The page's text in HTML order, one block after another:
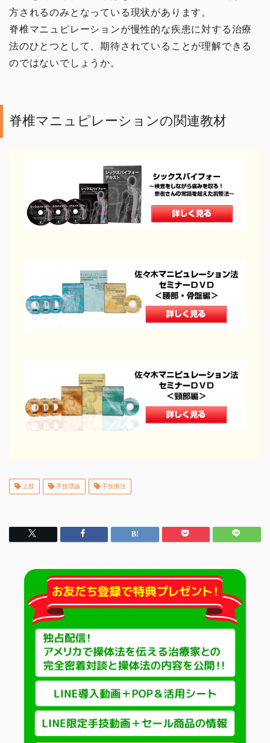
方されるのみとなっている現状があります。
脊椎マニュピレーションが慢性的な疾患に対する治療
法のひとつとして、期待されていることが理解できる
のではないでしょうか。
脊椎マニュピレーションの関連教材
上肢 手技理論 手技療法
肩・背中の手技
腰の手技
その他の手技
コミュニケーション
治療家の生き方
治療院で物販する
セラボイス
DVDショップ